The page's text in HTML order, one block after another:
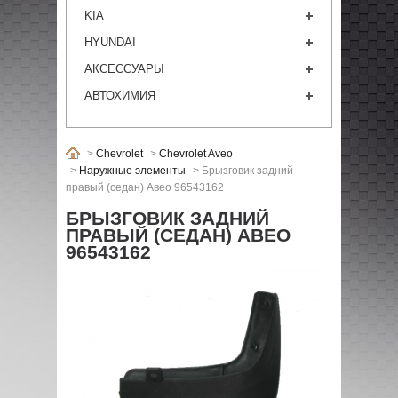
KIA
HYUNDAI
АКСЕССУАРЫ
АВТОХИМИЯ
> Chevrolet > Chevrolet Aveo
> Наружные элементы > Брызговик задний
правый (седан) Авео 96543162
БРЫЗГОВИК ЗАДНИЙ
ПРАВЫЙ (СЕДАН) АВЕО
96543162